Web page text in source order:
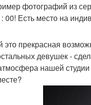
фотографий из
00! Есть место на
это прекрасная
девушек -
нашей